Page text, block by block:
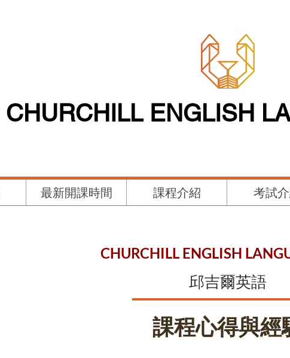
CHURCHILL ENGLISH
最新開課時間 課程介紹 考試
CHURCHILL ENGLISH
邱吉爾英語
課程心得與經